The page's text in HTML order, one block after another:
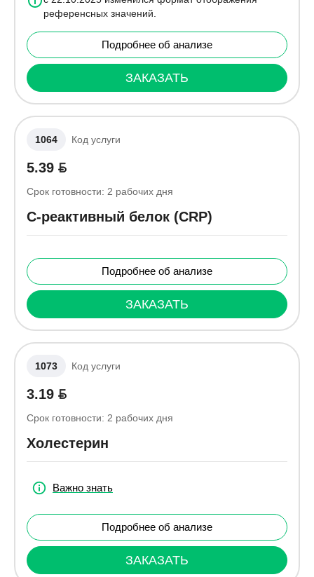
референсных значений.
Подробнее об анализе
ЗАКАЗАТЬ
1064 Код услуги
5.39
Срок готовности: 2 рабочих дня
C-реактивный белок (CRP)
Подробнее об анализе
ЗАКАЗАТЬ
1073 Код услуги
3.19
Срок готовности: 2 рабочих дня
Холестерин
Важно знать
Подробнее об анализе
ЗАКАЗАТЬ